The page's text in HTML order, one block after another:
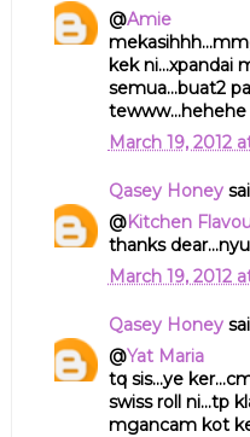
@Amie
kek ni...xpandai
semua...buat2
tewww...hehehe
March 19, 2012
Qasey Honey
@Kitchen
thanks
March 19, 2012
Qasey Honey
@Yat Maria
tq sis...ye
swiss roll ni...tp
mgancam kot